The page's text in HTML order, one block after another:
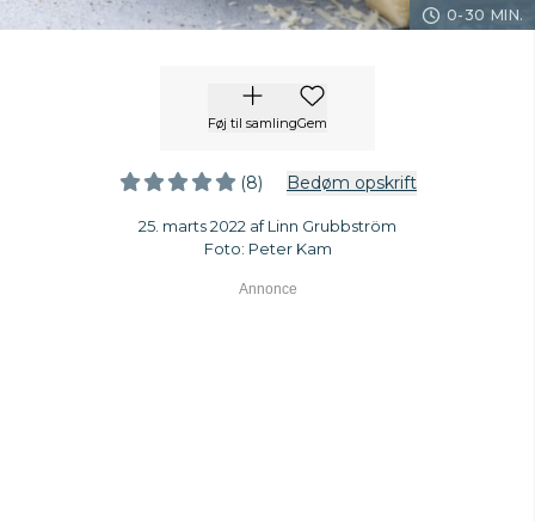
0-30 MIN.
Føj til samlingGem
(8) Bedøm opskrift
25. marts 2022 af Linn Grubbström
Foto: Peter Kam